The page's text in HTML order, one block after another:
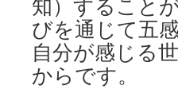
知）すること
びを通じて五
自分が感じる
からです。